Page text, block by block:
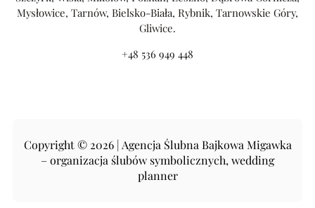
Mysłowice, Tarnów, Bielsko-Biała, Rybnik, Tarnowskie Góry,
Gliwice.
+48 536 949 448
Copyright © 2026 | Agencja Ślubna Bajkowa Migawka
– organizacja ślubów symbolicznych, wedding
planner